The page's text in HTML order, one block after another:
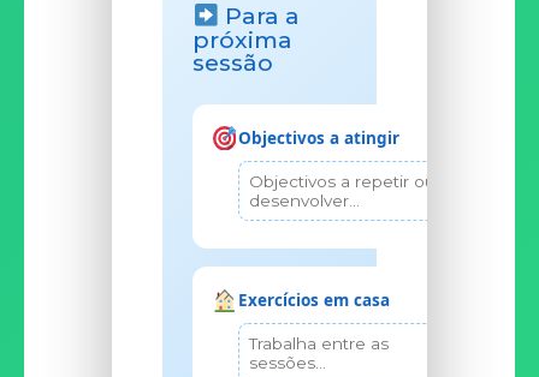
Para a
próxima
sessão
Objectivos a atingir
Exercícios em casa